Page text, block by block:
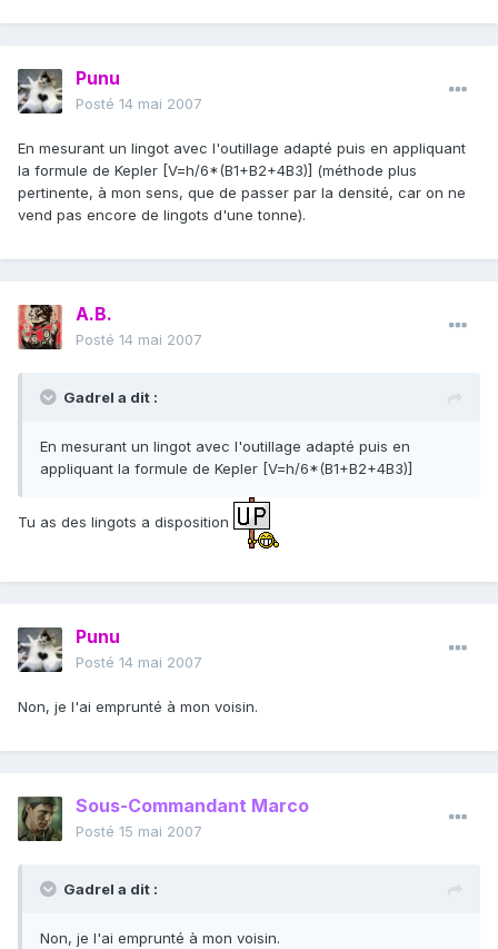
Punu
Posté 14 mai 2007
En mesurant un lingot avec l'outillage adapté puis en appliquant
la formule de Kepler [V=h/6*(B1+B2+4B3)] (méthode plus
pertinente, à mon sens, que de passer par la densité, car on ne
vend pas encore de lingots d'une tonne).
A.B.
Posté 14 mai 2007
Gadrel a dit :
En mesurant un lingot avec l'outillage adapté puis en
appliquant la formule de Kepler [V=h/6*(B1+B2+4B3)]
Tu as des lingots a disposition
Punu
Posté 14 mai 2007
Non, je l'ai emprunté à mon voisin.
Sous-Commandant Marco
Posté 15 mai 2007
Gadrel a dit :
Non, je l'ai emprunté à mon voisin.